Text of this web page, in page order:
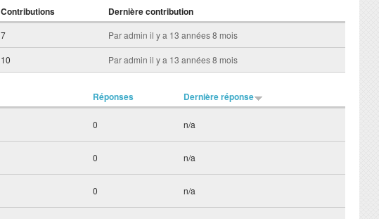
Contributions Dernière contribution
7 Paradmin il y a 13 années 8 mois
10 Paradmin il y a 13 années 8 mois
Réponses Dernière réponse
0 n/a
0 n/a
0 n/a